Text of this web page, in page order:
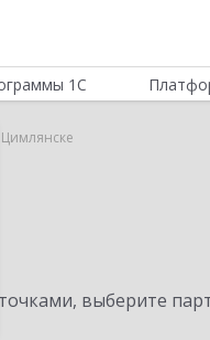
1С
Цимлянске
выберите